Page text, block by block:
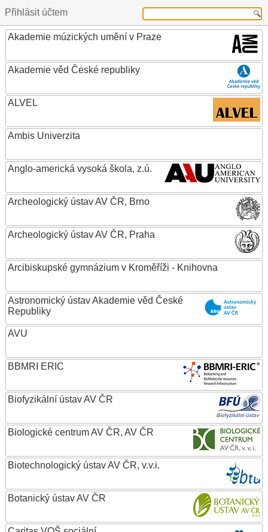
Přihlásit účtem
Akademie múzických umění v Praze
Akademie věd České republiky
ALVEL
Ambis Univerzita
Anglo-americká vysoká škola, z.ú.
Archeologický ústav AV ČR, Brno
Archeologický ústav AV ČR, Praha
Arcibiskupské gymnázium v Kroměříži - Knihovna
Astronomický ústav Akademie věd České
Republiky
AVU
BBMRI ERIC
Biofyzikální ústav AV ČR
Biologické centrum AV ČR, AV ČR
Biotechnologický ústav AV ČR, v.v.i.
Botanický ústav AV ČR